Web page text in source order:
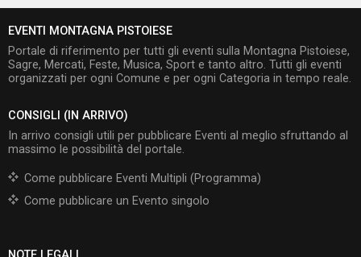
EVENTI MONTAGNA PISTOIESE
Portale di riferimento per tutti gli eventi sulla Montagna Pistoiese,
Sagre, Mercati, Feste, Musica, Sport e tanto altro. Tutti gli eventi
organizzati per ogni Comune e per ogni Categoria in tempo reale.
CONSIGLI (IN ARRIVO)
In arrivo consigli utili per pubblicare Eventi al meglio sfruttando al
massimo le possibilità del portale.
Come pubblicare Eventi Multipli (Programma)
Come pubblicare un Evento singolo